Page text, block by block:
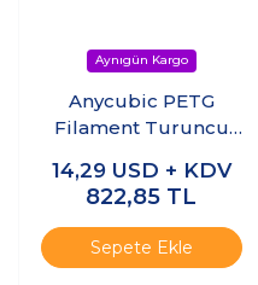
Anycubic PETG
Filament Turuncu
14,29 USD + KDV
822,85 TL
Sepete Ekle